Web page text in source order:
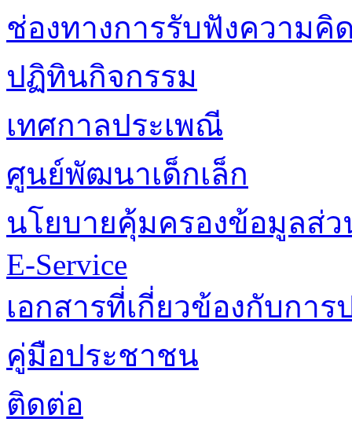
ช่องทางการรับฟังความคิ
ปฏิทินกิจกรรม
เทศกาลประเพณี
ศูนย์พัฒนาเด็กเล็ก
นโยบายคุ้มครองข้อมูลส่
E-Service
เอกสารที่เกี่ยวข้องกับกา
คู่มือประชาชน
ติดต่อ